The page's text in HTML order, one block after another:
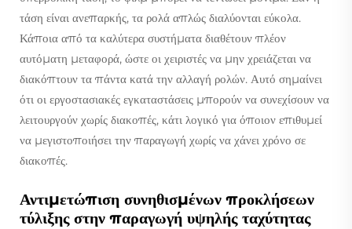
τάση είναι ανεπαρκής, τα ρολά απλώς διαλύονται εύκολα.
Κάποια από τα καλύτερα συστήματα διαθέτουν πλέον
αυτόματη μεταφορά, ώστε οι χειριστές να μην χρειάζεται να
διακόπτουν τα πάντα κατά την αλλαγή ρολών. Αυτό σημαίνει
ότι οι εργοστασιακές εγκαταστάσεις μπορούν να συνεχίσουν να
λειτουργούν χωρίς διακοπές, κάτι λογικό για όποιον επιθυμεί
να μεγιστοποιήσει την παραγωγή χωρίς να χάνει χρόνο σε
διακοπές.
Αντιμετώπιση συνηθισμένων προκλήσεων
τύλιξης στην παραγωγή υψηλής ταχύτητας